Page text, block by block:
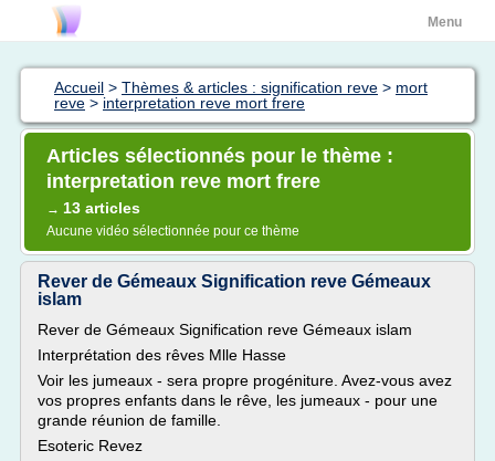
Menu
Accueil > Thèmes & articles : signification reve > mort
reve > interpretation reve mort frere
Articles sélectionnés pour le thème :
interpretation reve mort frere
→ 13 articles
Aucune vidéo sélectionnée pour ce thème
Rever de Gémeaux Signification reve Gémeaux
islam
Rever de Gémeaux Signification reve Gémeaux islam
Interprétation des rêves Mlle Hasse
Voir les jumeaux - sera propre progéniture. Avez-vous avez
vos propres enfants dans le rêve, les jumeaux - pour une
grande réunion de famille.
Esoteric Revez